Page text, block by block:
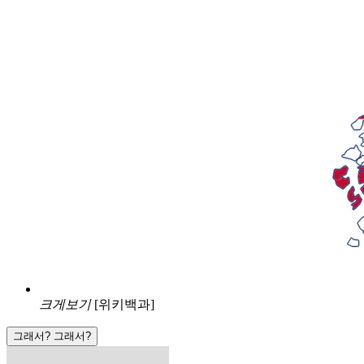
크게보기 [위키백과]
그래서? 그래서?